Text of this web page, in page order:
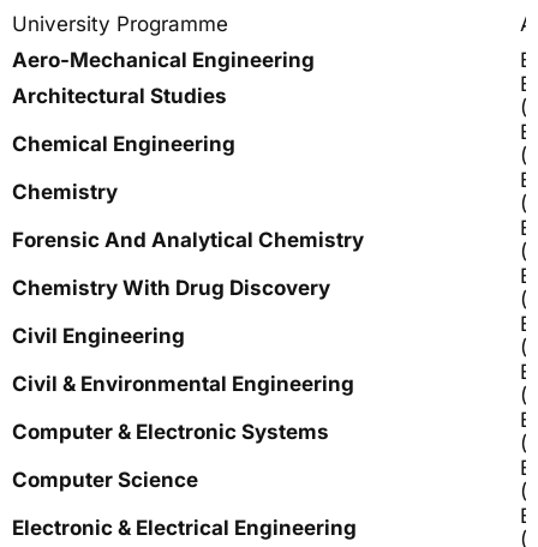
University Programme
Aero-Mechanical Engineering
Architectural Studies
Chemical Engineering
Chemistry
Forensic And Analytical Chemistry
Chemistry With Drug Discovery
Civil Engineering
Civil & Environmental Engineering
Computer & Electronic Systems
Computer Science
Electronic & Electrical Engineering